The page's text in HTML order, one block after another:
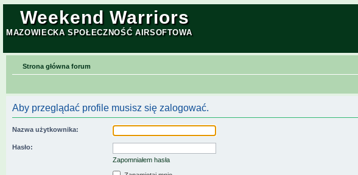
Weekend Warriors
MAZOWIECKA SPOŁECZNOŚĆ AIRSOFTOWA
Strona główna forum
Aby przeglądać profile musisz się zalogować.
Nazwa użytkownika:
Hasło:
Zapomniałem hasła